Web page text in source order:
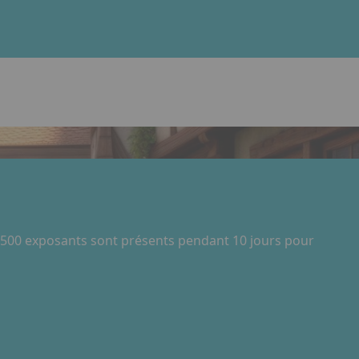
exposants sont présents pendant 10 jours pour